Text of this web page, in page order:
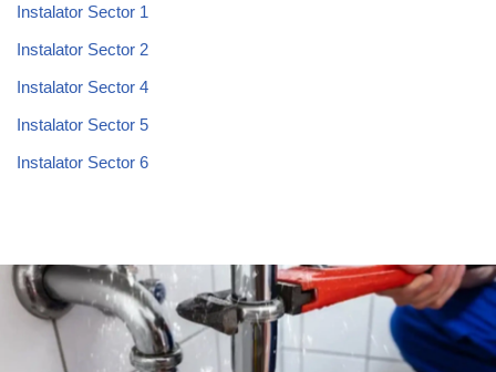
Instalator Sector 1
Instalator Sector 2
Instalator Sector 4
Instalator Sector 5
Instalator Sector 6